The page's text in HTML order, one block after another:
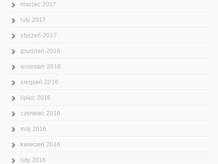
marzec 2017
luty 2017
styczeń 2017
grudzień 2016
wrzesień 2016
sierpień 2016
lipiec 2016
czerwiec 2016
maj 2016
kwiecień 2016
luty 2016